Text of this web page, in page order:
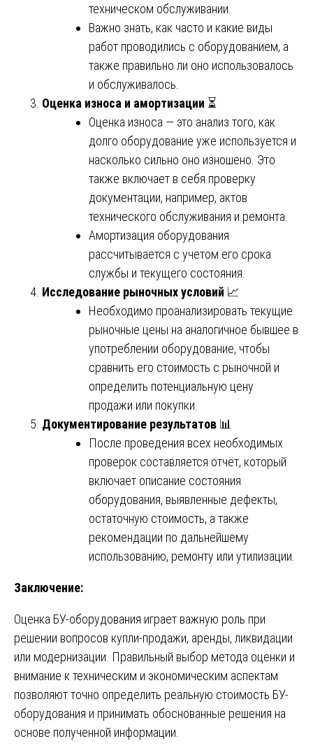
техническом обслуживании.
Важно знать, как часто и какие виды
работ проводились с оборудованием, а
также правильно ли оно использовалось
и обслуживалось.
Оценка износа и амортизации ⏳
Оценка износа — это анализ того, как
долго оборудование уже используется и
насколько сильно оно изношено. Это
также включает в себя проверку
документации, например, актов
технического обслуживания и ремонта.
Амортизация оборудования
рассчитывается с учетом его срока
службы и текущего состояния.
Исследование рыночных условий 📈
Необходимо проанализировать текущие
рыночные цены на аналогичное бывшее в
употреблении оборудование, чтобы
сравнить его стоимость с рыночной и
определить потенциальную цену
продажи или покупки.
Документирование результатов 📊
После проведения всех необходимых
проверок составляется отчёт, который
включает описание состояния
оборудования, выявленные дефекты,
остаточную стоимость, а также
рекомендации по дальнейшему
использованию, ремонту или утилизации.
Заключение:
Оценка БУ-оборудования играет важную роль при
решении вопросов купли-продажи, аренды, ликвидации
или модернизации. Правильный выбор метода оценки и
внимание к техническим и экономическим аспектам
позволяют точно определить реальную стоимость БУ-
оборудования и принимать обоснованные решения на
основе полученной информации.